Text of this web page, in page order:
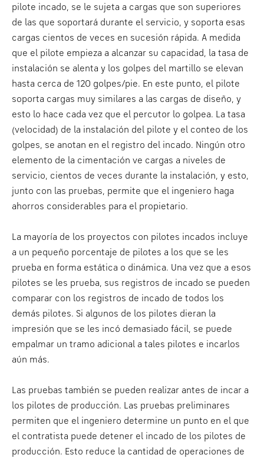
pilote incado, se le sujeta a cargas que son superiores
de las que soportará durante el servicio, y soporta esas
cargas cientos de veces en sucesión rápida. A medida
que el pilote empieza a alcanzar su capacidad, la tasa de
instalación se alenta y los golpes del martillo se elevan
hasta cerca de 120 golpes/pie. En este punto, el pilote
soporta cargas muy similares a las cargas de diseño, y
esto lo hace cada vez que el percutor lo golpea. La tasa
(velocidad) de la instalación del pilote y el conteo de los
golpes, se anotan en el registro del incado. Ningún otro
elemento de la cimentación ve cargas a niveles de
servicio, cientos de veces durante la instalación, y esto,
junto con las pruebas, permite que el ingeniero haga
ahorros considerables para el propietario.
La mayoría de los proyectos con pilotes incados incluye
a un pequeño porcentaje de pilotes a los que se les
prueba en forma estática o dinámica. Una vez que a esos
pilotes se les prueba, sus registros de incado se pueden
comparar con los registros de incado de todos los
demás pilotes. Si algunos de los pilotes dieran la
impresión que se les incó demasiado fácil, se puede
empalmar un tramo adicional a tales pilotes e incarlos
aún más.
Las pruebas también se pueden realizar antes de incar a
los pilotes de producción. Las pruebas preliminares
permiten que el ingeniero determine un punto en el que
el contratista puede detener el incado de los pilotes de
producción. Esto reduce la cantidad de operaciones de